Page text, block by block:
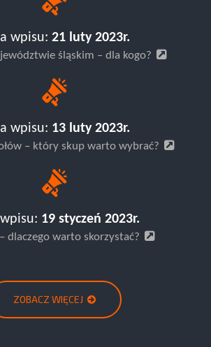
wpisu: 21 luty 2023r.
śląskim – dla kogo?
wpisu: 13 luty 2023r.
– który skup warto wybrać?
19 styczeń 2023r.
dlaczego warto skorzystać?
ZOBACZ WIĘCEJ